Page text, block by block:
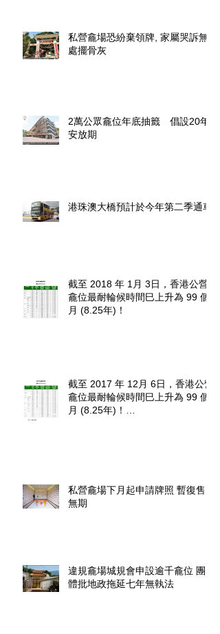
私營龕場恐紛棄領牌, 家屬哭訴無
處擺骨灰
2萬公眾龕位年底抽籤 倡設20年
安放期
港珠澳大橋預計於今年第二季通車
截至 2018 年 1月 3日，香港公營
龕位最耐輪候時間巳上升為 99 個
月 (8.25年)！
截至 2017 年 12月 6日，香港公營
龕位最耐輪候時間巳上升為 99 個
月 (8.25年)！
私營龕場下月起申請牌照 暫復售
無期
違規龕場城規會申設逾千龕位 團
體批地政拖延七年無執法